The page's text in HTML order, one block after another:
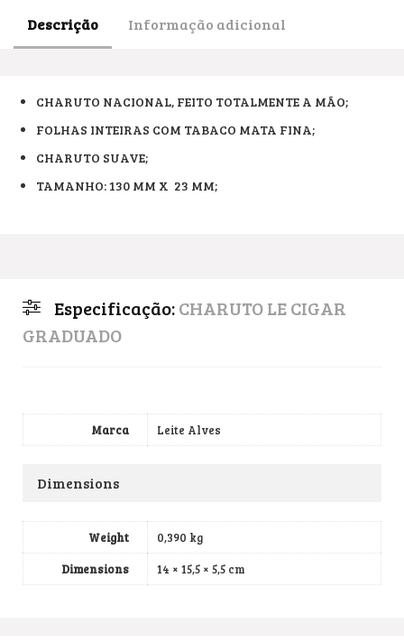
Descrição Informação adicional
CHARUTO NACIONAL, FEITO TOTALMENTE A MÃO;
FOLHAS INTEIRAS COM TABACO MATA FINA;
CHARUTO SUAVE;
TAMANHO: 130 MM X 23 MM;
Especificação:CHARUTO LE CIGAR
GRADUADO
Marca Leite Alves
Dimensions
Weight
0,390 kg
Dimensions
14 × 15,5 × 5,5 cm